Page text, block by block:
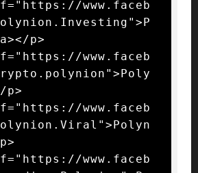
www.faceb
p>
www.faceb
p>
www.faceb
www.faceb